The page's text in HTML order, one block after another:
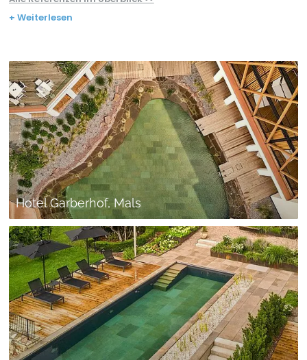
+ Weiterlesen
Hotel Garberhof, Mals